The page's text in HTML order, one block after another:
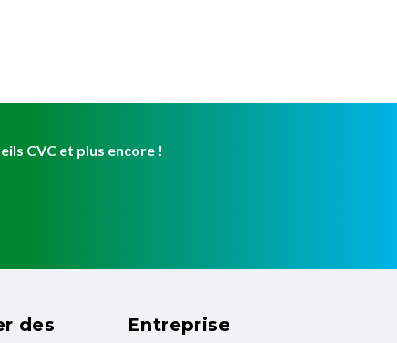
CVC et plus encore !
des
Entreprise